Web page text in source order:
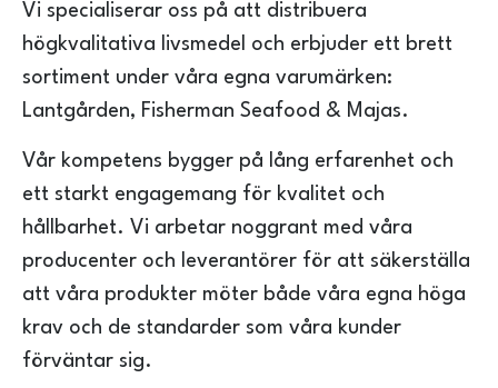
Vi specialiserar oss på att distribuera
högkvalitativa livsmedel och erbjuder ett brett
sortiment under våra egna varumärken:
Lantgården, Fisherman Seafood & Majas.
Vår kompetens bygger på lång erfarenhet och
ett starkt engagemang för kvalitet och
hållbarhet. Vi arbetar noggrant med våra
producenter och leverantörer för att säkerställa
att våra produkter möter både våra egna höga
krav och de standarder som våra kunder
förväntar sig.